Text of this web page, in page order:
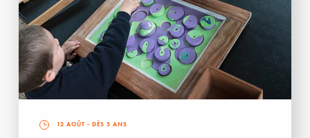
12 AOÛT - DÈS 5 ANS